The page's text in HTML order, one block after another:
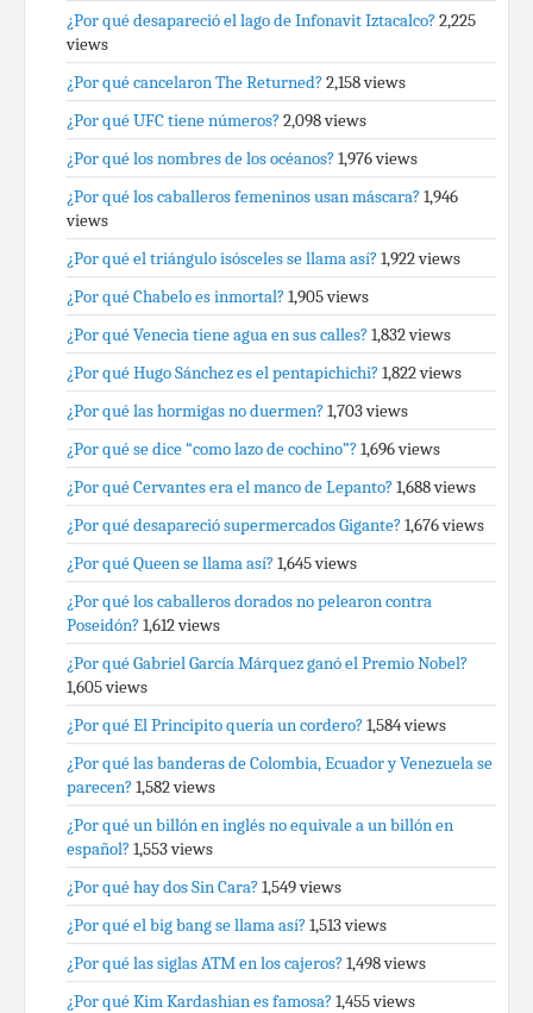
¿Por qué desapareció el lago de Infonavit Iztacalco? 2,225
views
¿Por qué cancelaron The Returned? 2,158 views
¿Por qué UFC tiene números? 2,098 views
¿Por qué los nombres de los océanos? 1,976 views
¿Por qué los caballeros femeninos usan máscara? 1,946
views
¿Por qué el triángulo isósceles se llama así? 1,922 views
¿Por qué Chabelo es inmortal? 1,905 views
¿Por qué Venecia tiene agua en sus calles? 1,832 views
¿Por qué Hugo Sánchez es el pentapichichi? 1,822 views
¿Por qué las hormigas no duermen? 1,703 views
¿Por qué se dice “como lazo de cochino”? 1,696 views
¿Por qué Cervantes era el manco de Lepanto? 1,688 views
¿Por qué desapareció supermercados Gigante? 1,676 views
¿Por qué Queen se llama así? 1,645 views
¿Por qué los caballeros dorados no pelearon contra
Poseidón? 1,612 views
¿Por qué Gabriel García Márquez ganó el Premio Nobel?
1,605 views
¿Por qué El Principito quería un cordero? 1,584 views
¿Por qué las banderas de Colombia, Ecuador y Venezuela se
parecen? 1,582 views
¿Por qué un billón en inglés no equivale a un billón en
español? 1,553 views
¿Por qué hay dos Sin Cara? 1,549 views
¿Por qué el big bang se llama así? 1,513 views
¿Por qué las siglas ATM en los cajeros? 1,498 views
¿Por qué Kim Kardashian es famosa? 1,455 views